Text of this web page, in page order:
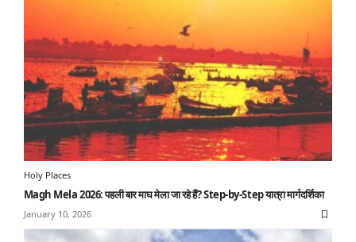
Holy Places
⁠Magh Mela 2026: पहली बार माघ मेला जा रहे हैं? Step-by-Step यात्रा मार्गदर्शिका
January 10, 2026